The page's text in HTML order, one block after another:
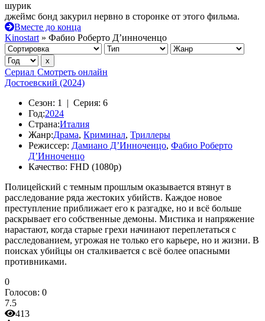
шурик
джеймс бонд закурил нервно в сторонке от этого фильма.
Вместе до конца
Kinostart » Фабио Роберто Д’инноченцо
Сериал Смотреть онлайн
Достоевский (2024)
Сезон: 1 | Серия: 6
Год:2024
Страна:Италия
Жанр:Драма, Криминал, Триллеры
Режиссер: Дамиано Д’Инноченцо, Фабио Роберто
Д’Инноченцо
Качество: FHD (1080p)
Полицейский с темным прошлым оказывается втянут в
расследование ряда жестоких убийств. Каждое новое
преступление приближает его к разгадке, но и всё больше
раскрывает его собственные демоны. Мистика и напряжение
нарастают, когда старые грехи начинают переплетаться с
расследованием, угрожая не только его карьере, но и жизни. В
поисках убийцы он сталкивается с всё более опасными
противниками.
0
Голосов: 0
7.5
413